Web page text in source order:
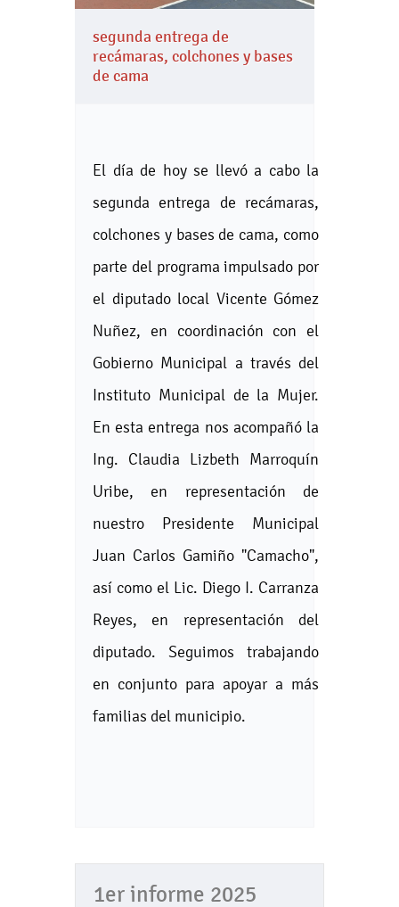
segunda entrega de
recámaras, colchones y bases
de cama
El día de hoy se llevó a cabo la
segunda entrega de recámaras,
colchones y bases de cama, como
parte del programa impulsado por
el diputado local Vicente Gómez
Nuñez, en coordinación con el
Gobierno Municipal a través del
Instituto Municipal de la Mujer.
En esta entrega nos acompañó la
Ing. Claudia Lizbeth Marroquín
Uribe, en representación de
nuestro Presidente Municipal
Juan Carlos Gamiño "Camacho",
así como el Lic. Diego I. Carranza
Reyes, en representación del
diputado. Seguimos trabajando
en conjunto para apoyar a más
familias del municipio.
1er informe 2025